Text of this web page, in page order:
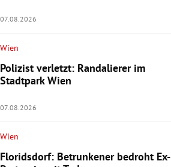
07.08.2026
Wien
Polizist verletzt: Randalierer im
Stadtpark Wien
07.08.2026
Wien
Floridsdorf: Betrunkener bedroht Ex-